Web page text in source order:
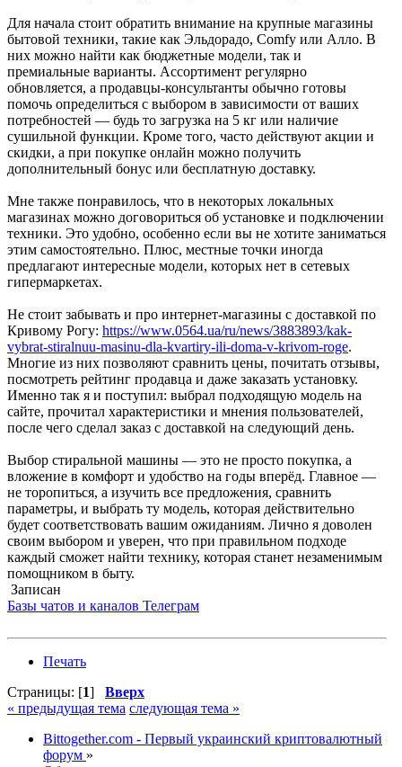
Для начала стоит обратить внимание на крупные магазины
бытовой техники, такие как Эльдорадо, Comfy или Алло. В
них можно найти как бюджетные модели, так и
премиальные варианты. Ассортимент регулярно
обновляется, а продавцы-консультанты обычно готовы
помочь определиться с выбором в зависимости от ваших
потребностей — будь то загрузка на 5 кг или наличие
сушильной функции. Кроме того, часто действуют акции и
скидки, а при покупке онлайн можно получить
дополнительный бонус или бесплатную доставку.
Мне также понравилось, что в некоторых локальных
магазинах можно договориться об установке и подключении
техники. Это удобно, особенно если вы не хотите заниматься
этим самостоятельно. Плюс, местные точки иногда
предлагают интересные модели, которых нет в сетевых
гипермаркетах.
Не стоит забывать и про интернет-магазины с доставкой по
Кривому Рогу: https://www.0564.ua/ru/news/3883893/kak-
vybrat-stiralnuu-masinu-dla-kvartiry-ili-doma-v-krivom-roge.
Многие из них позволяют сравнить цены, почитать отзывы,
посмотреть рейтинг продавца и даже заказать установку.
Именно так я и поступил: выбрал подходящую модель на
сайте, прочитал характеристики и мнения пользователей,
после чего сделал заказ с доставкой на следующий день.
Выбор стиральной машины — это не просто покупка, а
вложение в комфорт и удобство на годы вперёд. Главное —
не торопиться, а изучить все предложения, сравнить
параметры, и выбрать ту модель, которая действительно
будет соответствовать вашим ожиданиям. Лично я доволен
своим выбором и уверен, что при правильном подходе
каждый сможет найти технику, которая станет незаменимым
помощником в быту.
Записан
Базы чатов и каналов Телеграм
Печать
Страницы: [1] Вверх
« предыдущая тема следующая тема »
Bittogether.com - Первый украинский криптовалютный
форум »